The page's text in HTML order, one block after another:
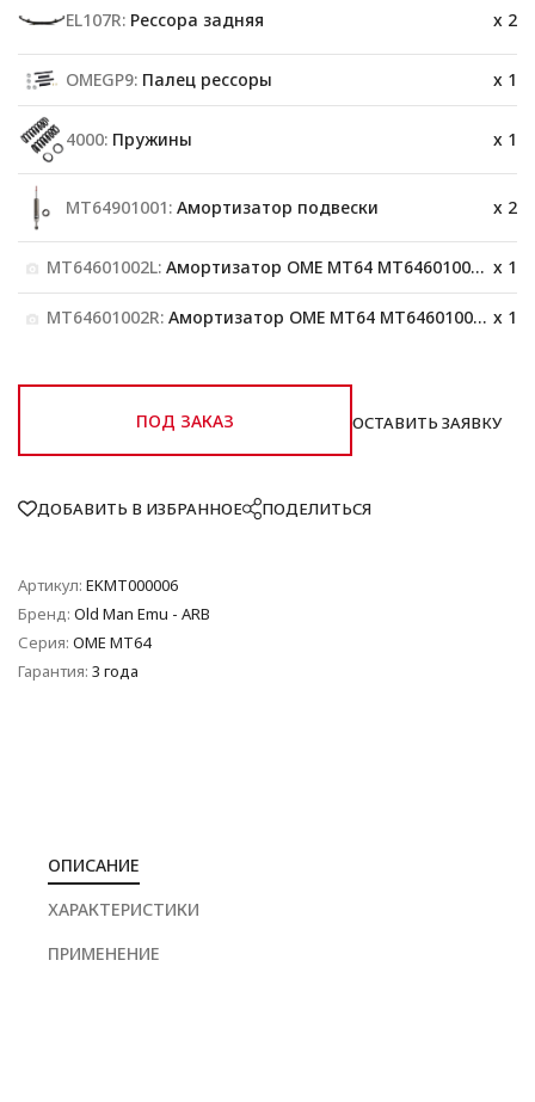
EL107R: Рессора задняя x 2
OMEGP9: Палец рессоры x 1
4000: Пружины x 1
MT64901001: Амортизатор подвески x 2
MT64601002L: Амортизатор OME MT64 MT64601002L задний левый большая нагрузка x 1
MT64601002R:Амортизатор OME MT64 MT64601002R задний правый большая нагрузка x 1
ПОД ЗАКАЗ ОСТАВИТЬ ЗАЯВКУ
ДОБАВИТЬ В ИЗБРАННОЕ ПОДЕЛИТЬСЯ
Артикул: EKMT000006
Бренд: Old Man Emu - ARB
Серия: OME MT64
Гарантия: 3 года
ОПИСАНИЕ
ХАРАКТЕРИСТИКИ
ПРИМЕНЕНИЕ